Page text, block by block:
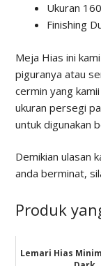
Ukuran
Finishing
Meja Hias ini
piguranya atau
cermin yang
ukuran persegi
untuk digunakan
Demikian ulasan
anda berminat,
Produk
Lemari Hias